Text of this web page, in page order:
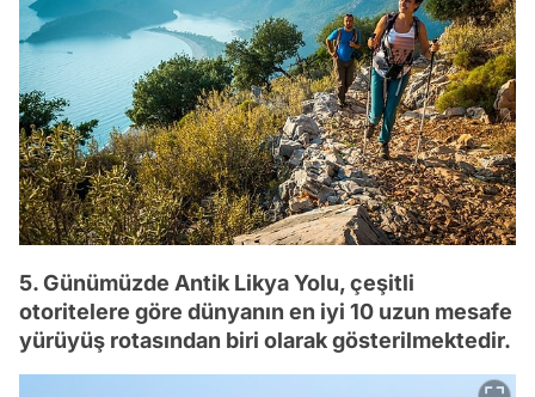
5. Günümüzde Antik Likya Yolu, çeşitli
otoritelere göre dünyanın en iyi 10 uzun mesafe
yürüyüş rotasından biri olarak gösterilmektedir.